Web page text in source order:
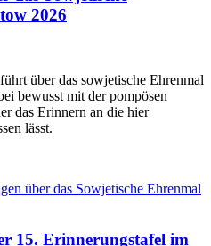
2026
über das sowjetische Ehrenmal
bewusst mit der pompösen
das Erinnern an die hier
lässt.
über das Sowjetische Ehrenmal
15. Erinnerungstafel im